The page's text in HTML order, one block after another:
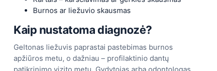
Burnos ar liežuvio skausmas
Kaip nustatoma diagnozė?
Geltonas liežuvis paprastai pastebimas burnos
apžiūros metu, o dažniau – profilaktinio dantų
patikrinimo vizito metu. Gydytojas arba odontologas